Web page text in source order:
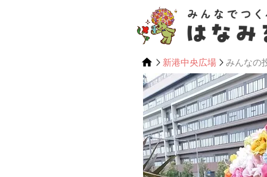
新港中央広場 みんなの